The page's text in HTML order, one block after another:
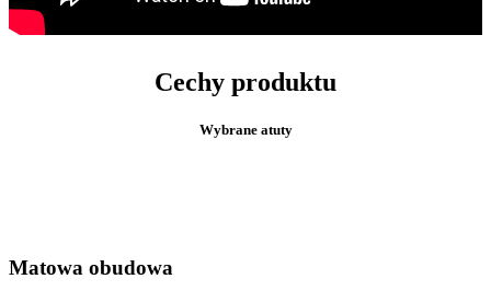
Cechy produktu
Wybrane atuty
Matowa obudowa